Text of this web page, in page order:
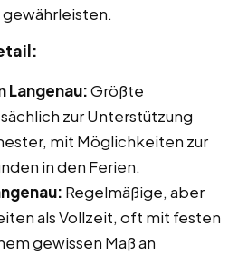
Langenau:Größte
zur Unterstützung
mit Möglichkeiten zur
in den Ferien.
Regelmäßige, aber
als Vollzeit, oft mit festen
gewissen Maß an